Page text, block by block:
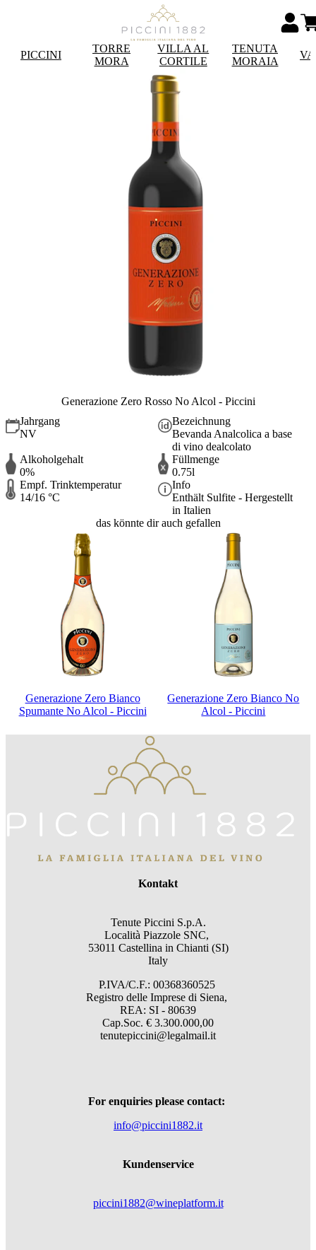
PICCINI
TORRE
MORA
VILLA AL
CORTILE
TENUTA
MORAIA
Generazione Zero Rosso No Alcol - Piccini
Jahrgang
NV
Bezeichnung
Bevanda Analcolica a base
di vino dealcolato
Alkoholgehalt
0%
Füllmenge
0.75l
Empf. Trinktemperatur
14/16 °C
Info
Enthält Sulfite - Hergestellt
in Italien
das könnte dir auch gefallen
Generazione Zero Bianco
Spumante No Alcol - Piccini
Generazione Zero Bianco No
Alcol - Piccini
Kontakt
Tenute Piccini S.p.A.
Località Piazzole SNC,
53011 Castellina in Chianti (SI)
Italy
P.IVA/C.F.: 00368360525
Registro delle Imprese di Siena,
REA: SI - 80639
Cap.Soc. € 3.300.000,00
tenutepiccini@legalmail.it
For enquiries please contact:
info@piccini1882.it
Kundenservice
piccini1882@wineplatform.it